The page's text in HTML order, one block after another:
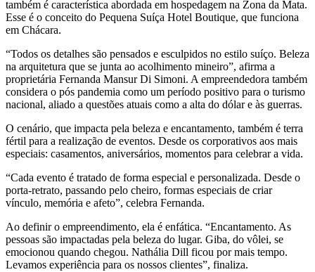
também é característica abordada em hospedagem na Zona da Mata.
Esse é o conceito do Pequena Suíça Hotel Boutique, que funciona
em Chácara.
“Todos os detalhes são pensados e esculpidos no estilo suíço. Beleza
na arquitetura que se junta ao acolhimento mineiro”, afirma a
proprietária Fernanda Mansur Di Simoni. A empreendedora também
considera o pós pandemia como um período positivo para o turismo
nacional, aliado a questões atuais como a alta do dólar e às guerras.
O cenário, que impacta pela beleza e encantamento, também é terra
fértil para a realização de eventos. Desde os corporativos aos mais
especiais: casamentos, aniversários, momentos para celebrar a vida.
“Cada evento é tratado de forma especial e personalizada. Desde o
porta-retrato, passando pelo cheiro, formas especiais de criar
vínculo, memória e afeto”, celebra Fernanda.
Ao definir o empreendimento, ela é enfática. “Encantamento. As
pessoas são impactadas pela beleza do lugar. Giba, do vôlei, se
emocionou quando chegou. Nathália Dill ficou por mais tempo.
Levamos experiência para os nossos clientes”, finaliza.